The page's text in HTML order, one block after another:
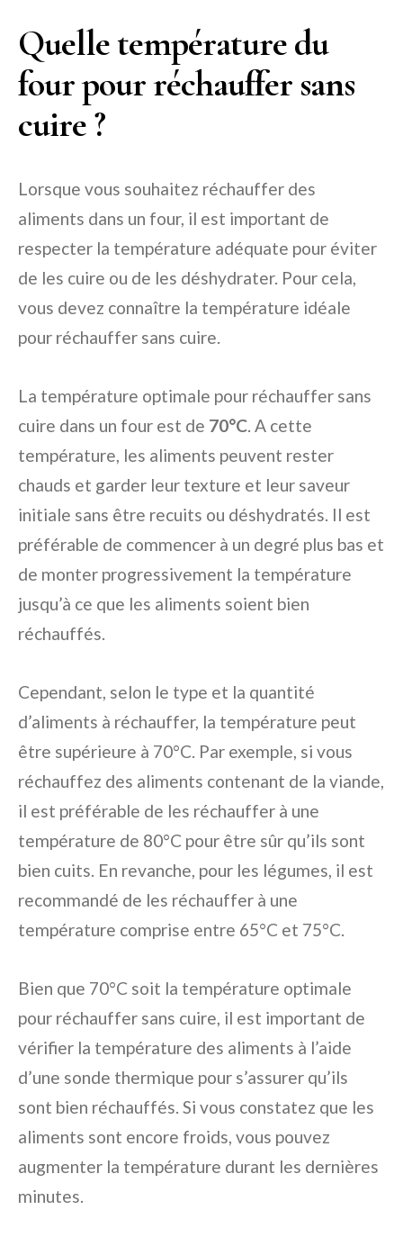
Quelle température du
four pour réchauffer sans
cuire ?
Lorsque vous souhaitez réchauffer des
aliments dans un four, il est important de
respecter la température adéquate pour éviter
de les cuire ou de les déshydrater. Pour cela,
vous devez connaître la température idéale
pour réchauffer sans cuire.
La température optimale pour réchauffer sans
cuire dans un four est de 70°C. A cette
température, les aliments peuvent rester
chauds et garder leur texture et leur saveur
initiale sans être recuits ou déshydratés. Il est
préférable de commencer à un degré plus bas et
de monter progressivement la température
jusqu’à ce que les aliments soient bien
réchauffés.
Cependant, selon le type et la quantité
d’aliments à réchauffer, la température peut
être supérieure à 70°C. Par exemple, si vous
réchauffez des aliments contenant de la viande,
il est préférable de les réchauffer à une
température de 80°C pour être sûr qu’ils sont
bien cuits. En revanche, pour les légumes, il est
recommandé de les réchauffer à une
température comprise entre 65°C et 75°C.
Bien que 70°C soit la température optimale
pour réchauffer sans cuire, il est important de
vérifier la température des aliments à l’aide
d’une sonde thermique pour s’assurer qu’ils
sont bien réchauffés. Si vous constatez que les
aliments sont encore froids, vous pouvez
augmenter la température durant les dernières
minutes.